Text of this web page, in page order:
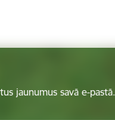
jaunumus savā e-pastā.